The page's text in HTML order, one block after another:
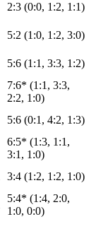
2:3 (0:0, 1:2, 1:1)
5:2 (1:0, 1:2, 3:0)
5:6 (1:1, 3:3, 1:2)
7:6* (1:1, 3:3,
2:2, 1:0)
5:6 (0:1, 4:2, 1:3)
6:5* (1:3, 1:1,
3:1, 1:0)
3:4 (1:2, 1:2, 1:0)
5:4* (1:4, 2:0,
1:0, 0:0)